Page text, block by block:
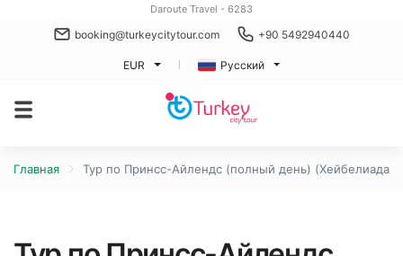
Daroute Travel - 6283
booking@turkeycitytour.com +90 5492940440
EUR Русский
Главная Тур по Принсс-Айлендс (полный день) (Хейбелиада и